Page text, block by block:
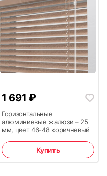
32
1 691 ₽
Горизонтальные
алюминиевые жалюзи – 25
мм, цвет 46-48 коричневый
Купить